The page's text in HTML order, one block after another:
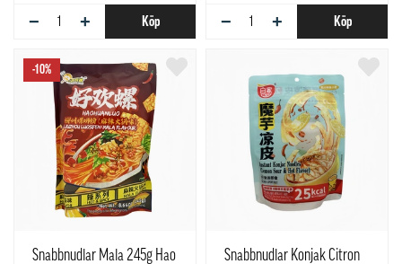
− + Köp − + Köp
-10%
Snabbnudlar Mala 245g Hao
Snabbnudlar Konjak Citron